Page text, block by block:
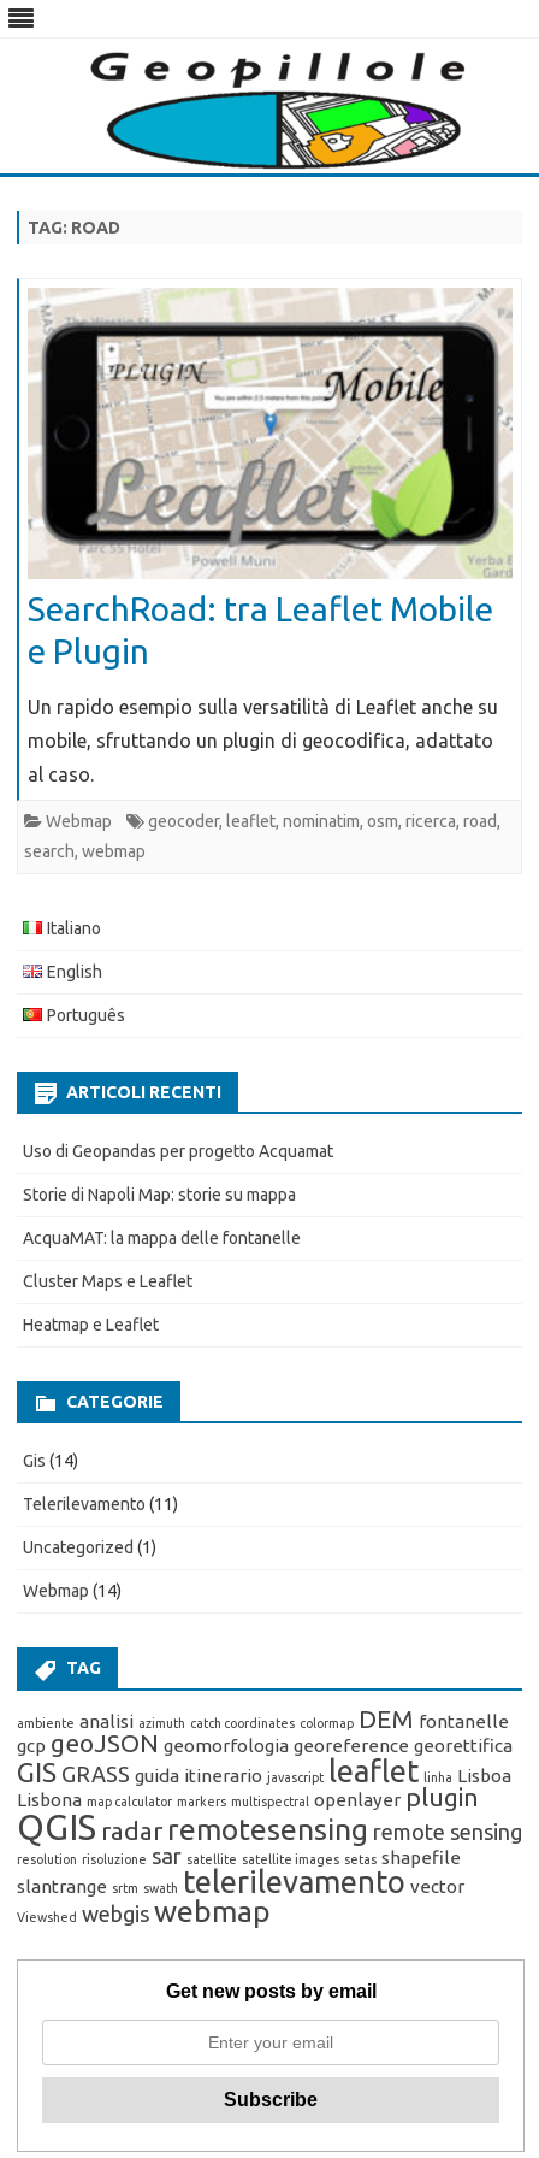
Skip
TAG: ROAD
SearchRoad: tra Leaflet Mobile
e Plugin
Un rapido esempio sulla versatilità di Leaflet anche su
mobile, sfruttando un plugin di geocodifica, adattato
al caso.
Webmap geocoder, leaflet, nominatim, osm, ricerca, road,
search, webmap
Italiano
English
Português
ARTICOLI RECENTI
Uso di Geopandas per progetto Acquamat
Storie di Napoli Map: storie su mappa
AcquaMAT: la mappa delle fontanelle
Cluster Maps e Leaflet
Heatmap e Leaflet
CATEGORIE
Gis (14)
Telerilevamento (11)
Uncategorized (1)
Webmap (14)
TAG
ambiente analisi azimuth catch coordinates colormap DEM fontanelle
gcp geoJSON geomorfologia georeference georettifica
GIS GRASS guida itinerario javascript leaflet linha Lisboa
Lisbona map calculator markers multispectral openlayer plugin
QGIS radar remotesensing remote sensing
resolution risoluzione sar satellite satellite images setas shapefile
slantrange srtm swath telerilevamento vector
Viewshed webgis webmap
Get new posts by email